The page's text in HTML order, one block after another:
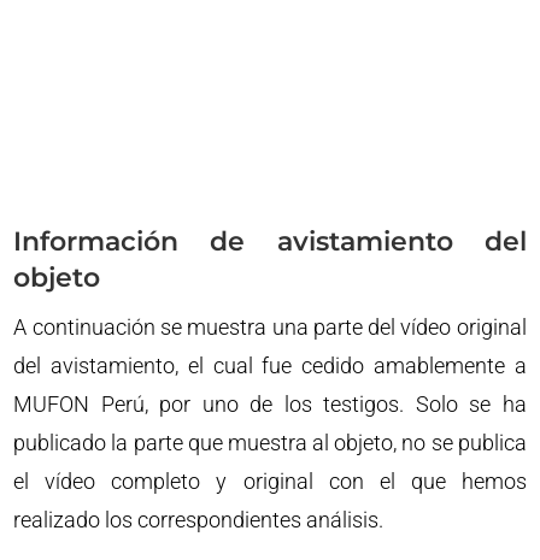
Información de avistamiento del
objeto
A continuación se muestra una parte del vídeo original
del avistamiento, el cual fue cedido amablemente a
MUFON Perú, por uno de los testigos. Solo se ha
publicado la parte que muestra al objeto, no se publica
el vídeo completo y original con el que hemos
realizado los correspondientes análisis.